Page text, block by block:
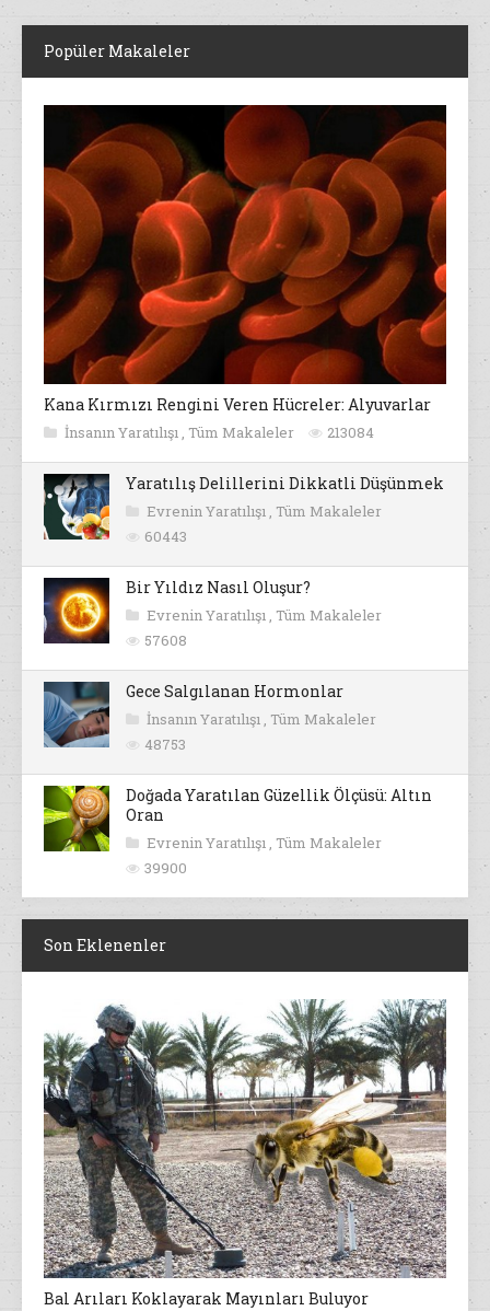
Popüler Makaleler
Kana Kırmızı Rengini Veren Hücreler: Alyuvarlar
İnsanın Yaratılışı , Tüm Makaleler 213084
Yaratılış Delillerini Dikkatli Düşünmek
Evrenin Yaratılışı , Tüm Makaleler
60443
Bir Yıldız Nasıl Oluşur?
Evrenin Yaratılışı , Tüm Makaleler
57608
Gece Salgılanan Hormonlar
İnsanın Yaratılışı , Tüm Makaleler
48753
Doğada Yaratılan Güzellik Ölçüsü: Altın
Oran
Evrenin Yaratılışı , Tüm Makaleler
39900
Son Eklenenler
Bal Arıları Koklayarak Mayınları Buluyor